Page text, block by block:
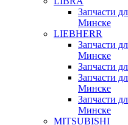
Запчасти
Минске
LIEBHERR
Запчасти
Минске
Запчасти
Запчасти
Минске
Запчасти
Минске
MITSUBISHI